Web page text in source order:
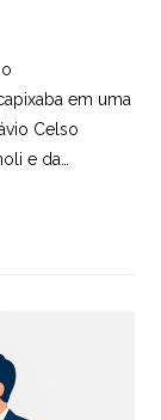
em uma
Celso
e da…